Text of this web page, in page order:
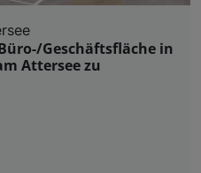
Geschäftsfläche in
Attersee zu